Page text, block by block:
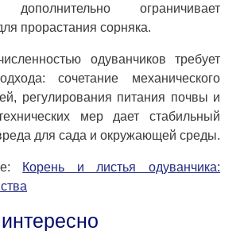
ограничивает
прорастания сорняка.
одуванчиков требует
сочетание механического
регулирования питания почвы и
мер дает стабильный
для сада и окружающей среды.
Корень и листья одуванчика: